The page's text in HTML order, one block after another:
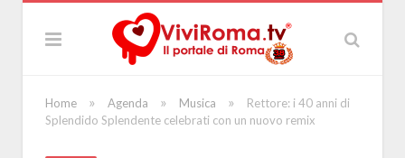
Home » Agenda » Musica »
Rettore: i 40 anni di
Splendido Splendente celebrati con un nuovo remix